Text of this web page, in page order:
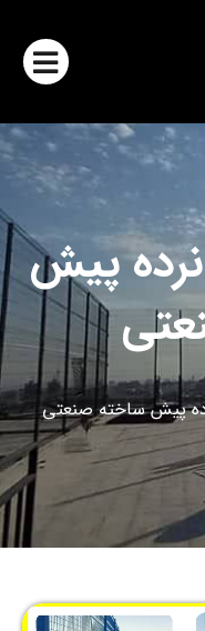
پیش
پیش ساخته صنعتی